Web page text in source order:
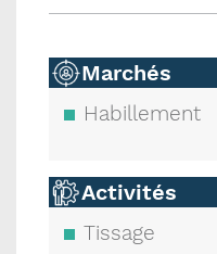
Marchés
Habillement
Activités
Tissage